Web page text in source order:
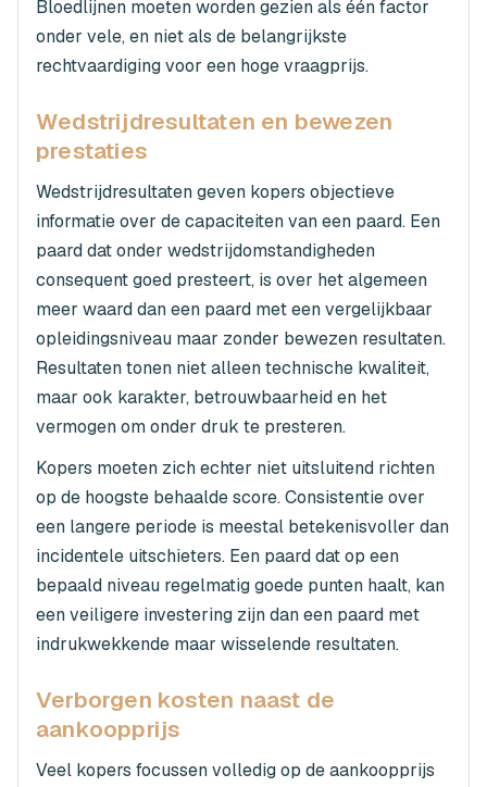
Bloedlijnen moeten worden gezien als één factor
onder vele, en niet als de belangrijkste
rechtvaardiging voor een hoge vraagprijs.
Wedstrijdresultaten en bewezen
prestaties
Wedstrijdresultaten geven kopers objectieve
informatie over de capaciteiten van een paard. Een
paard dat onder wedstrijdomstandigheden
consequent goed presteert, is over het algemeen
meer waard dan een paard met een vergelijkbaar
opleidingsniveau maar zonder bewezen resultaten.
Resultaten tonen niet alleen technische kwaliteit,
maar ook karakter, betrouwbaarheid en het
vermogen om onder druk te presteren.
Kopers moeten zich echter niet uitsluitend richten
op de hoogste behaalde score. Consistentie over
een langere periode is meestal betekenisvoller dan
incidentele uitschieters. Een paard dat op een
bepaald niveau regelmatig goede punten haalt, kan
een veiligere investering zijn dan een paard met
indrukwekkende maar wisselende resultaten.
Verborgen kosten naast de
aankoopprijs
Veel kopers focussen volledig op de aankoopprijs